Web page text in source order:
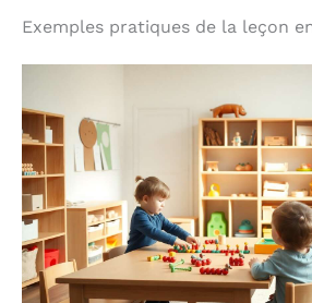
Exemples pratiques de la leçon